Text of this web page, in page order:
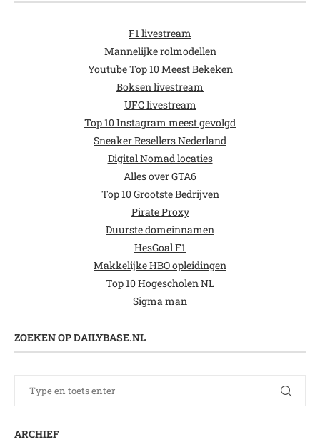
F1 livestream
Mannelijke rolmodellen
Youtube Top 10 Meest Bekeken
Boksen livestream
UFC livestream
Top 10 Instagram meest gevolgd
Sneaker Resellers Nederland
Digital Nomad locaties
Alles over GTA6
Top 10 Grootste Bedrijven
Pirate Proxy
Duurste domeinnamen
HesGoal F1
Makkelijke HBO opleidingen
Top 10 Hogescholen NL
Sigma man
ZOEKEN OP DAILYBASE.NL
ARCHIEF